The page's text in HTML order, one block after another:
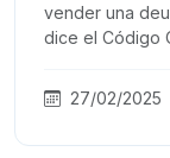
vender una
dice el Código
27/02/2025